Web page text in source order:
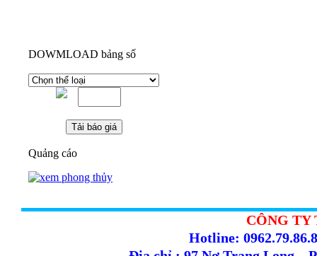
DOWMLOAD bảng số
Quảng cáo
CÔNG TY
Hotline: